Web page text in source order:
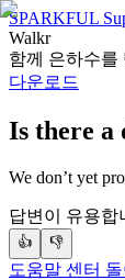
SPARKFUL
Walkr
함께 은하수를
다운로드
Is there a
We don’t yet
답변이 유용합
👍 👎
도움말 센터 돌